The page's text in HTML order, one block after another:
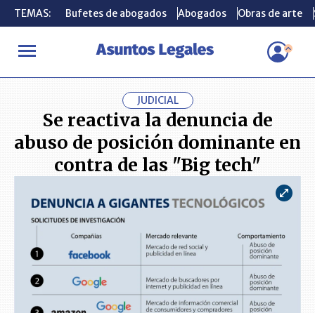
TEMAS: Bufetes de abogados Abogados Obras de arte
INICIO CONSUMIDOR Se reactiva la denuncia de abuso de
TEMAS: Bufetes de abogados Abogados Obras de arte
JUDICIAL
Se reactiva la denuncia de
abuso de posición dominante en
contra de las "Big tech"